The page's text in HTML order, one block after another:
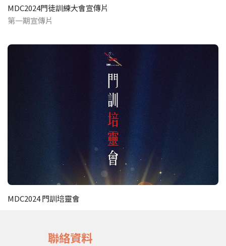
MDC2024門徒訓練大會宣傳片
第一期宣傳片
MDC2024 門訓培靈會
聯絡資料